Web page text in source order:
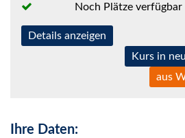
Noch Plätze verfügbar
Details anzeigen
Kurs in
aus
Ihre Daten: